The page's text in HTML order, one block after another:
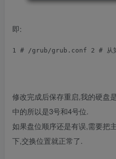
即:
1 # /grub/grub.conf 2 # 从
修改完成后保存重启,我的硬盘
中的所以是3号和4号位.
如果盘位顺序还是有误,需要把
下,交换位置就正常了.